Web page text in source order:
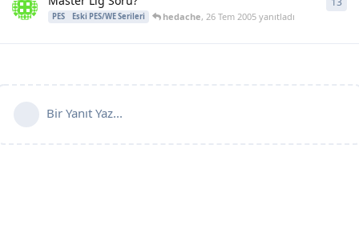
PES Eski PES/WE Serileri hedache, 26 Tem 2005yanıtladı
Bir Yanıt Yaz...